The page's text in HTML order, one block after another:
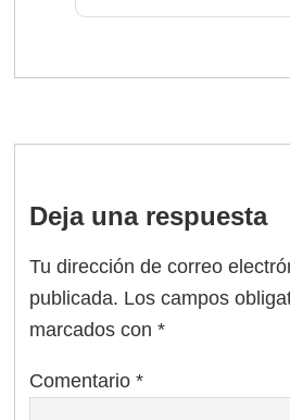
Deja una respuesta
Tu dirección de correo
publicada. Los campos
marcados con*
Comentario*